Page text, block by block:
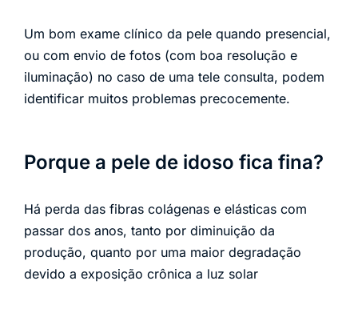
Um bom exame clínico da pele quando presencial,
ou com envio de fotos (com boa resolução e
iluminação) no caso de uma tele consulta, podem
identificar muitos problemas precocemente.
Porque a pele de idoso fica fina?
Há perda das fibras colágenas e elásticas com
passar dos anos, tanto por diminuição da
produção, quanto por uma maior degradação
devido a exposição crônica a luz solar